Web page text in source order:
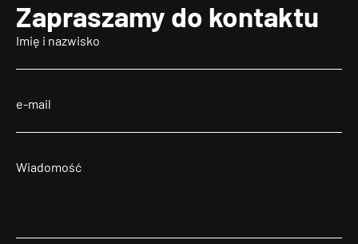
Zapraszamy do kontaktu